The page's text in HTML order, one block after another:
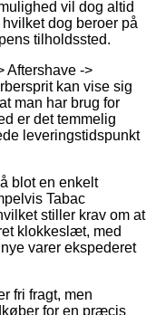
vil dog altid
dog beroer på
tilholdssted.
Aftershave ->
kan vise sig
man har brug for
er det temmelig
leveringstidspunkt
blot en enkelt
Tabac
stiller krav om at
klokkeslæt, med
varer ekspederet
fri fragt, men
for en præcis